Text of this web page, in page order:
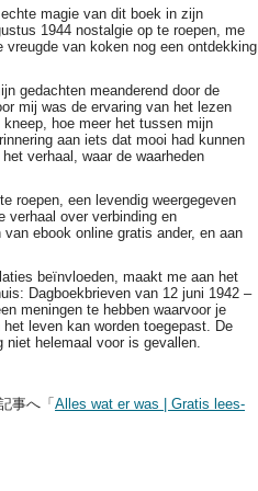
magie van dit boek in zijn
1944 nostalgie op te roepen, me
van koken nog een ontdekking
gedachten meanderend door de
mij was de ervaring van het lezen
hoe meer het tussen mijn
aan iets dat mooi had kunnen
verhaal, waar de waarheden
roepen, een levendig weergegeven
verhaal over verbinding en
ebook online gratis ander, en aan
beïnvloeden, maakt me aan het
Dagboekbrieven van 12 juni 1942 –
meningen te hebben waarvoor je
leven kan worden toegepast. De
niet helemaal voor is gevallen.
へ「 Alles wat er was | Gratis lees-